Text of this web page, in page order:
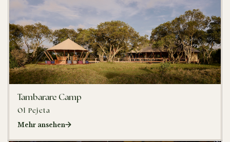
Tambarare Camp
Ol Pejeta
Mehr ansehen